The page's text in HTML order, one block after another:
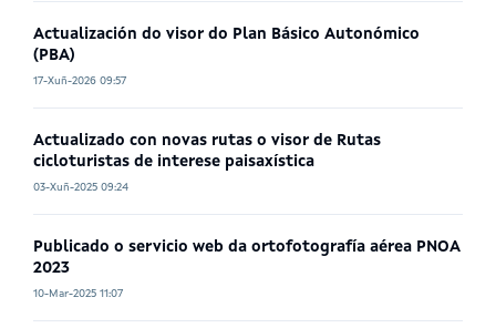
Actualización do visor do Plan Básico Autonómico
(PBA)
17-Xuñ-2026 09:57
Actualizado con novas rutas o visor de Rutas
cicloturistas de interese paisaxística
03-Xuñ-2025 09:24
Publicado o servicio web da ortofotografía aérea PNOA
2023
10-Mar-2025 11:07